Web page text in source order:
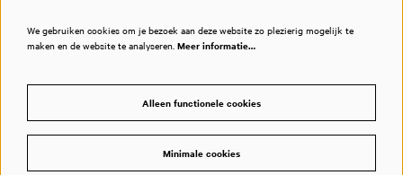
We gebruiken cookies om je bezoek aan deze website zo plezierig mogelijk te
maken en de website te analyseren. Meer informatie…
Alleen functionele cookies
Minimale cookies